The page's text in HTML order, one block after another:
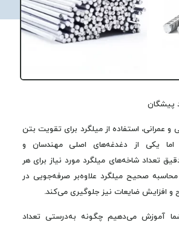
پیشگان
و عمرانی، استفاده از میلگرد برای تقویت بتن
یکی از دغدغه‌های اصلی مهندسان و
تعداد شاخه‌های میلگرد مورد نیاز برای هر
صحیح میلگرد علاوه‌بر صرفه‌جویی در
و افزایش ضایعات نیز جلوگیری می‌کند.
شما آموزش می‌دهیم چگونه به‌درستی تعداد